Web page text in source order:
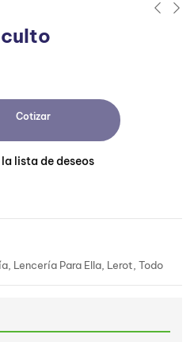
Cotizar
lista de deseos
Lencería Para Ella Lerot Todo